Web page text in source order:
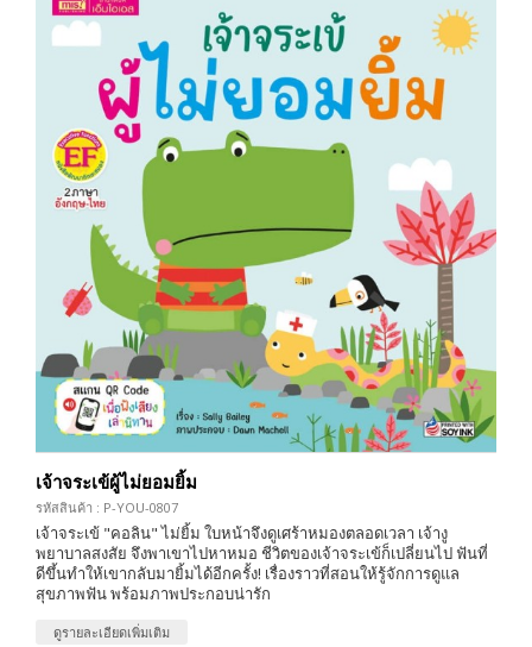
เจ้าจระเข้ผู้ไม่ยอมยิ้ม
รหัสสินค้า : P-YOU-0807
เจ้าจระเข้ "คอลิน" ไม่ยิ้ม ใบหน้าจึงดูเศร้าหมองตลอดเวลา เจ้างู
พยาบาลสงสัย จึงพาเขาไปหาหมอ ชีวิตของเจ้าจระเข้ก็เปลี่ยนไป ฟันที่
ดีขึ้นทำให้เขากลับมายิ้มได้อีกครั้ง! เรื่องราวที่สอนให้รู้จักการดูแล
สุขภาพฟัน พร้อมภาพประกอบน่ารัก
ดูรายละเอียดเพิ่มเติม